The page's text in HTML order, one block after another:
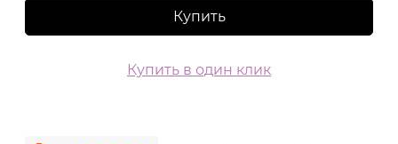
Купить
Купить в один клик